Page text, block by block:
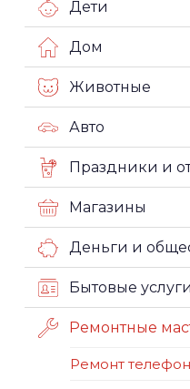
Дети
Дом
Животные
Авто
Праздники и
Магазины
Деньги и
Бытовые услуги
Ремонтные
Ремонт